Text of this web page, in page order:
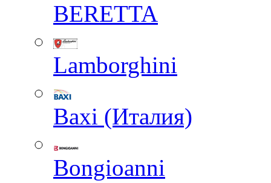
BERETTA
Lamborghini
Baxi (Италия)
Вongioanni